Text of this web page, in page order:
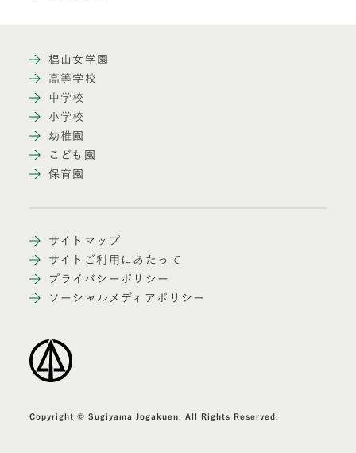
椙山女学園
高等学校
中学校
小学校
幼稚園
こども園
保育園
サイトマップ
サイトご利用にあたって
プライバシーポリシー
ソーシャルメディアポリシー
Copyright © Sugiyama Jogakuen. All Rights Reserved.